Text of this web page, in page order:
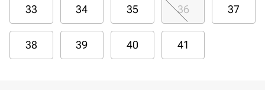
33 34 35 36 37
38 39 40 41